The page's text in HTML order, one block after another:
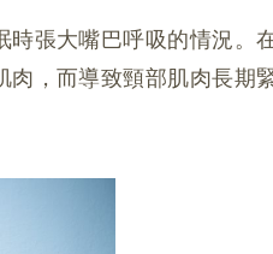
張大嘴巴呼吸的情況。
，而導致頸部肌肉長期